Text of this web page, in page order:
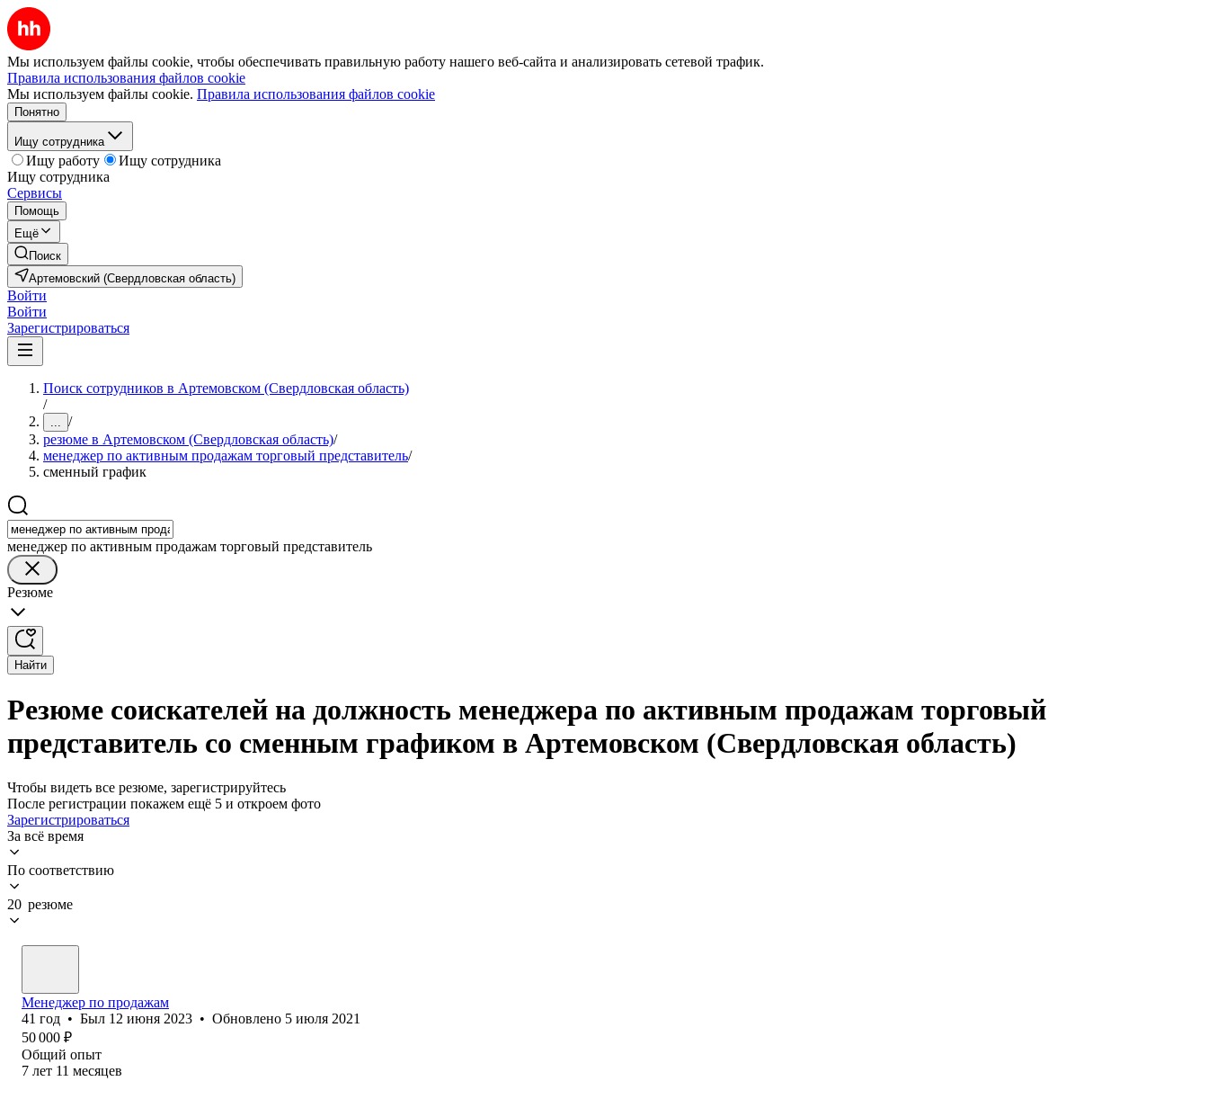
Мы используем файлы cookie, чтобы обеспечивать правильную работу нашего веб-сайта и анализировать сетевой трафик.
Правила использования файлов cookie
Мы используем файлы cookie. Правила использования файлов cookie
Понятно
Ищу сотрудника
Ищу работу
Ищу сотрудника
Ищу сотрудника
Сервисы
Помощь
Ещё
Поиск
Артемовский (Свердловская область)
Войти
Войти
Зарегистрироваться
Поиск сотрудников в Артемовском (Свердловская область)
/
... /
резюме в Артемовском (Свердловская область)/
менеджер по активным продажам торговый представитель/
сменный график
менеджер по активным продажам торговый представитель
Резюме
Найти
Резюме соискателей на должность менеджера по активным продажам торговый
представитель со сменным графиком в Артемовском (Свердловская область)
Чтобы видеть все резюме, зарегистрируйтесь
После регистрации покажем ещё 5 и откроем фото
Зарегистрироваться
За всё время
По соответствию
20 резюме
Менеджер по продажам
41 год • Был 12 июня 2023 • Обновлено 5 июля 2021
50 000 ₽
Общий опыт
7 лет 11 месяцев